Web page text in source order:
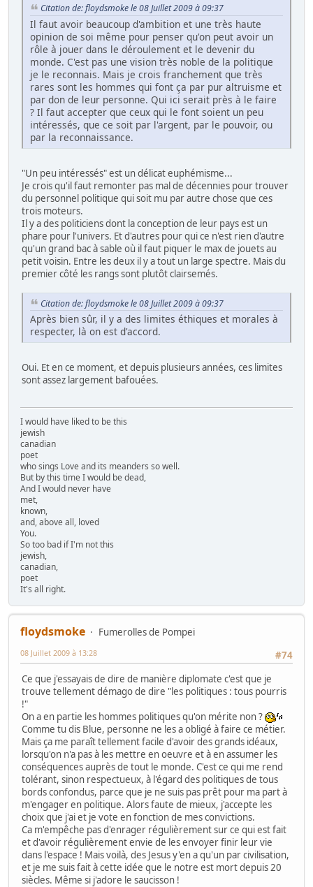
Citation de: floydsmoke le 08 Juillet 2009 à 09:37
Il faut avoir beaucoup d'ambition et une très haute
opinion de soi même pour penser qu'on peut avoir un
rôle à jouer dans le déroulement et le devenir du
monde. C'est pas une vision très noble de la politique
je le reconnais. Mais je crois franchement que très
rares sont les hommes qui font ça par pur altruisme et
par don de leur personne. Qui ici serait près à le faire
? Il faut accepter que ceux qui le font soient un peu
intéressés, que ce soit par l'argent, par le pouvoir, ou
par la reconnaissance.
"Un peu intéressés" est un délicat euphémisme...
Je crois qu'il faut remonter pas mal de décennies pour trouver
du personnel politique qui soit mu par autre chose que ces
trois moteurs.
Il y a des politiciens dont la conception de leur pays est un
phare pour l'univers. Et d'autres pour qui ce n'est rien d'autre
qu'un grand bac à sable où il faut piquer le max de jouets au
petit voisin. Entre les deux il y a tout un large spectre. Mais du
premier côté les rangs sont plutôt clairsemés.
Citation de: floydsmoke le 08 Juillet 2009 à 09:37
Après bien sûr, il y a des limites éthiques et morales à
respecter, là on est d'accord.
Oui. Et en ce moment, et depuis plusieurs années, ces limites
sont assez largement bafouées.
I would have liked to be this
jewish
canadian
poet
who sings Love and its meanders so well.
But by this time I would be dead,
And I would never have
met,
known,
and, above all, loved
You.
So too bad if I'm not this
jewish,
canadian,
poet
It's all right.
floydsmoke
Fumerolles de Pompei
#74
08 Juillet 2009 à 13:28
Ce que j'essayais de dire de manière diplomate c'est que je
trouve tellement démago de dire "les politiques : tous pourris
!"
On a en partie les hommes politiques qu'on mérite non ?
Comme tu dis Blue, personne ne les a obligé à faire ce métier.
Mais ça me paraît tellement facile d'avoir des grands idéaux,
lorsqu'on n'a pas à les mettre en oeuvre et à en assumer les
conséquences auprès de tout le monde. C'est ce qui me rend
tolérant, sinon respectueux, à l'égard des politiques de tous
bords confondus, parce que je ne suis pas prêt pour ma part à
m'engager en politique. Alors faute de mieux, j'accepte les
choix que j'ai et je vote en fonction de mes convictions.
Ca m'empêche pas d'enrager régulièrement sur ce qui est fait
et d'avoir régulièrement envie de les envoyer finir leur vie
dans l'espace ! Mais voilà, des Jesus y'en a qu'un par civilisation,
et je me suis fait à cette idée que le notre est mort depuis 20
siècles. Même si j'adore le saucisson !